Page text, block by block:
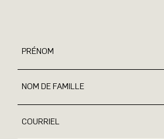
PRÉNOM
NOM DE FAMILLE
COURRIEL